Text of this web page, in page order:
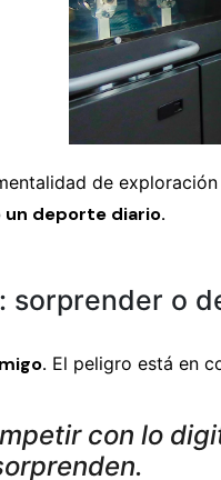
de
un deporte diario.
sorprender o
El peligro está en
con lo